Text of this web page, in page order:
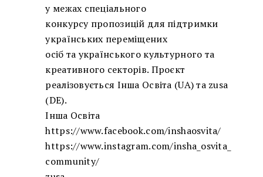
у межах спеціального
конкурсу пропозицій для підтримки
українських переміщених
осіб та українського культурного та
креативного секторів. Проєкт
реалізовується Інша Освіта (UA) та zusa
(DE).
Інша Освіта
https://www.facebook.com/inshaosvita/
https://www.instagram.com/insha_osvita_
community/